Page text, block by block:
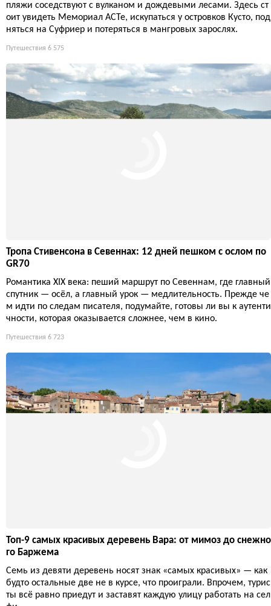
пляжи соседствуют с вулканом и дождевыми лесами. Здесь ст
оит увидеть Мемориал ACTe, искупаться у островков Кусто, под
няться на Суфриер и потеряться в мангровых зарослях.
Путешествия 6 575
Тропа Стивенсона в Севеннах: 12 дней пешком с ослом по
GR70
Романтика XIX века: пеший маршрут по Севеннам, где главный
спутник — осёл, а главный урок — медлительность. Прежде че
м идти по следам писателя, подумайте, готовы ли вы к аутенти
чности, которая оказывается сложнее, чем в кино.
Путешествия 6 723
Топ-9 самых красивых деревень Вара: от мимоз до снежно
го Баржема
Семь из девяти деревень носят знак «самых красивых» — как
будто остальные две не в курсе, что проиграли. Впрочем, турис
ты всё равно приедут и заставят каждую улицу работать на сел